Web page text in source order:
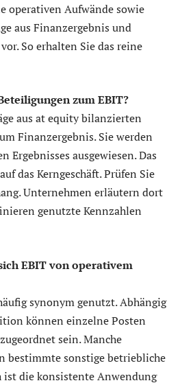
operativen Aufwände sowie
aus Finanzergebnis und
So erhalten Sie das reine
zum EBIT?
aus at equity bilanzierten
Finanzergebnis. Sie werden
Ergebnisses ausgewiesen. Das
das Kerngeschäft. Prüfen Sie
Unternehmen erläutern dort
genutzte Kennzahlen
EBIT von operativem
synonym genutzt. Abhängig
können einzelne Posten
sein. Manche
bestimmte sonstige betriebliche
ist die konsistente Anwendung